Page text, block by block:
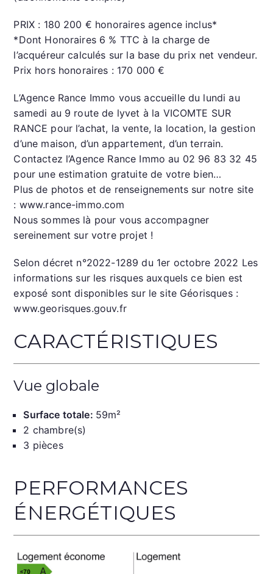
PRIX : 180 200 € honoraires agence inclus*
*Dont Honoraires 6 % TTC à la charge de
l’acquéreur calculés sur la base du prix net vendeur.
Prix hors honoraires : 170 000 €
L’Agence Rance Immo vous accueille du lundi au
samedi au 9 route de lyvet à la VICOMTE SUR
RANCE pour l’achat, la vente, la location, la gestion
d’une maison, d’un appartement, d’un terrain.
Contactez l’Agence Rance Immo au 02 96 83 32 45
pour une estimation gratuite de votre bien…
Plus de photos et de renseignements sur notre site
: www.rance-immo.com
Nous sommes là pour vous accompagner
sereinement sur votre projet !
Selon décret n°2022-1289 du 1er octobre 2022 Les
informations sur les risques auxquels ce bien est
exposé sont disponibles sur le site Géorisques :
www.georisques.gouv.fr
CARACTÉRISTIQUES
Vue globale
Surface totale: 59m²
2 chambre(s)
3 pièces
PERFORMANCES
ÉNERGÉTIQUES